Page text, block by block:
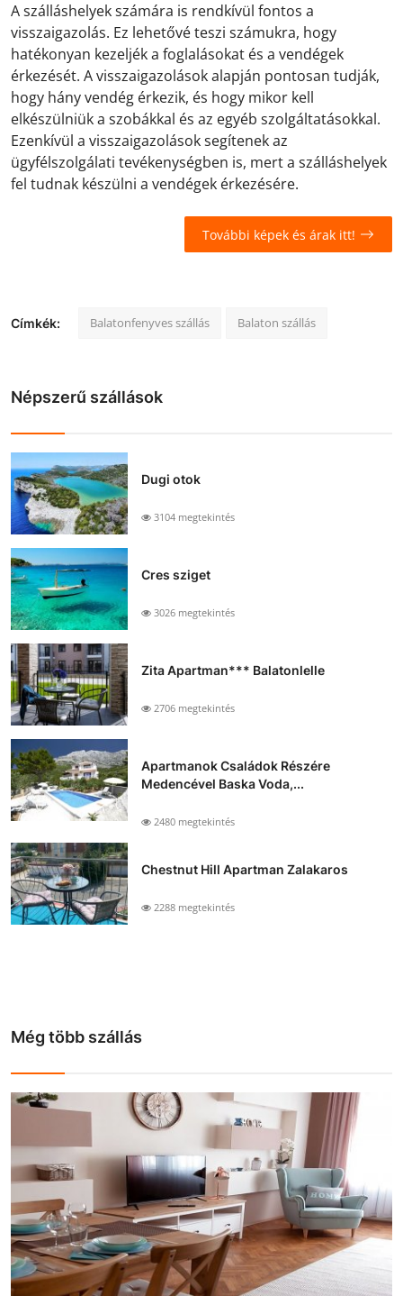
A szálláshelyek számára is rendkívül fontos a
visszaigazolás. Ez lehetővé teszi számukra, hogy
hatékonyan kezeljék a foglalásokat és a vendégek
érkezését. A visszaigazolások alapján pontosan tudják,
hogy hány vendég érkezik, és hogy mikor kell
elkészülniük a szobákkal és az egyéb szolgáltatásokkal.
Ezenkívül a visszaigazolások segítenek az
ügyfélszolgálati tevékenységben is, mert a szálláshelyek
fel tudnak készülni a vendégek érkezésére.
További képek és árak itt!
Címkék: Balatonfenyves szállás Balaton szállás
Népszerű szállások
Dugi otok
3104 megtekintés
Cres sziget
3026 megtekintés
Zita Apartman*** Balatonlelle
2706 megtekintés
Apartmanok Családok Részére
Medencével Baska Voda,...
2480 megtekintés
Chestnut Hill Apartman Zalakaros
2288 megtekintés
Még több szállás